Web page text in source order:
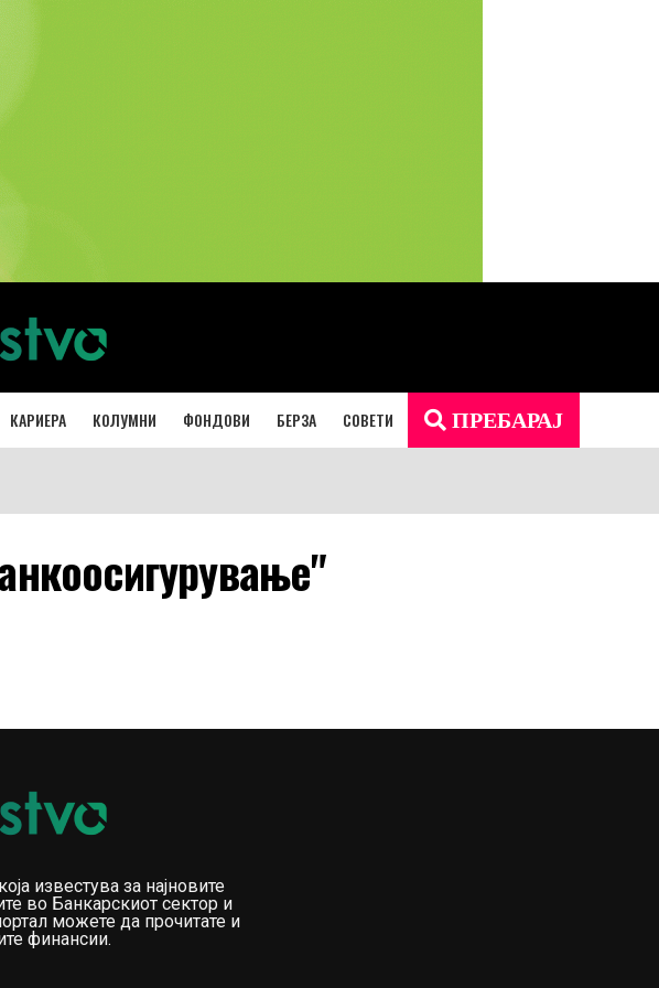
КАРИЕРА КОЛУМНИ ФОНДОВИ БЕРЗА СОВЕТИ ПРЕБАРАЈ
известува за најновите
во Банкарскиот сектор и
можете да прочитате и
финансии.